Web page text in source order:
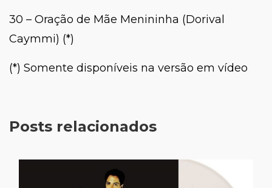
30 – Oração de Mãe Menininha (Dorival
Caymmi) (*)
(*) Somente disponíveis na versão em vídeo
Posts relacionados